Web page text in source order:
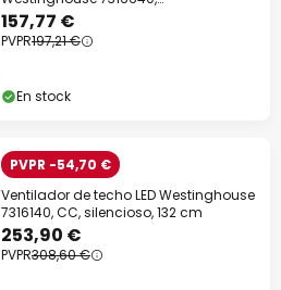
blanco/abedul, IP44
157,77 €
PVPR197,21 €
En stock
PVPR -54,70 €
Ventilador de techo LED Westinghouse
7316140, CC, silencioso, 132 cm
253,90 €
PVPR308,60 €